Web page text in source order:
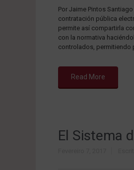
Por Jaime Pintos
contratación pública
permite así compartirla
con la normativa
controlados, permitiendo
Read More
El Sistema